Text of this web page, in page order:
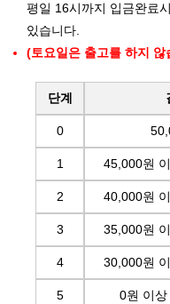
평일 16시까지 입금완료
있습니다.
(토요일은 출고를 하지 않
단계
0
1 45,000원
2 40,000원
3 35,000원
4 30,000원
5 0원 이